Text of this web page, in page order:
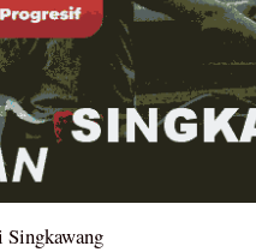
Singkawang